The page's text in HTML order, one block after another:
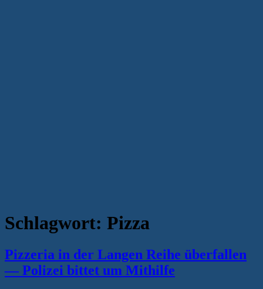
Schlagwort: Pizza
Pizzeria in der Langen Reihe überfallen
— Polizei bittet um Mithilfe